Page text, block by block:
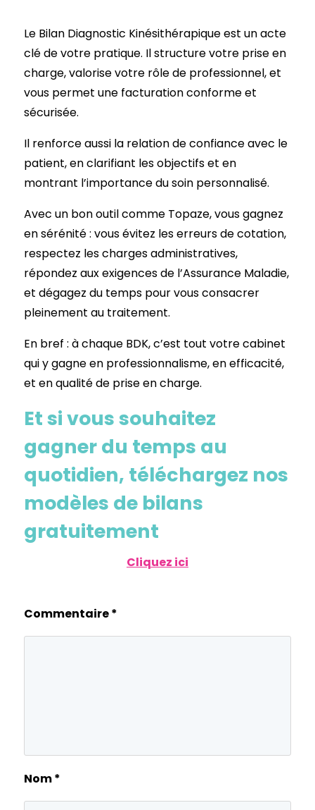
Le Bilan Diagnostic Kinésithérapique est un acte
clé de votre pratique. Il structure votre prise en
charge, valorise votre rôle de professionnel, et
vous permet une facturation conforme et
sécurisée.
Il renforce aussi la relation de confiance avec le
patient, en clarifiant les objectifs et en
montrant l’importance du soin personnalisé.
Avec un bon outil comme Topaze, vous gagnez
en sérénité : vous évitez les erreurs de cotation,
respectez les charges administratives,
répondez aux exigences de l’Assurance Maladie,
et dégagez du temps pour vous consacrer
pleinement au traitement.
En bref : à chaque BDK, c’est tout votre cabinet
qui y gagne en professionnalisme, en efficacité,
et en qualité de prise en charge.
Et si vous souhaitez
gagner du temps au
quotidien, téléchargez nos
modèles de bilans
gratuitement
Cliquez ici
Commentaire*
Nom*